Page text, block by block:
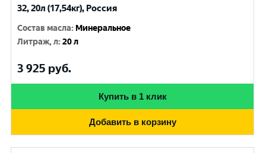
32, 20л (17,54кг), Россия
Состав масла: Минеральное
Литраж, л:20 л
3 925 руб.
Купить в 1 клик
Добавить в корзину